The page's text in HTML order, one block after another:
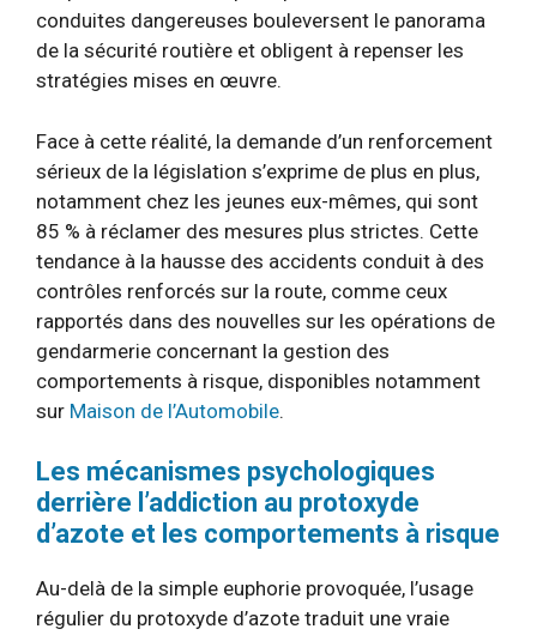
conduites dangereuses bouleversent le panorama
de la sécurité routière et obligent à repenser les
stratégies mises en œuvre.
Face à cette réalité, la demande d’un renforcement
sérieux de la législation s’exprime de plus en plus,
notamment chez les jeunes eux-mêmes, qui sont
85 % à réclamer des mesures plus strictes. Cette
tendance à la hausse des accidents conduit à des
contrôles renforcés sur la route, comme ceux
rapportés dans des nouvelles sur les opérations de
gendarmerie concernant la gestion des
comportements à risque, disponibles notamment
sur Maison de l’Automobile.
Les mécanismes psychologiques
derrière l’addiction au protoxyde
d’azote et les comportements à risque
Au-delà de la simple euphorie provoquée, l’usage
régulier du protoxyde d’azote traduit une vraie